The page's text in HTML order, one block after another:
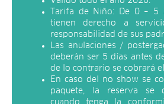
Tarifa de Niño: De 0 – 5
tienen derecho a
responsabilidad de sus
Las anulaciones /
deberán ser 5 días antes
de lo contrario se cobrará el
En caso del no show se
paquete, la reserva se
cuando tenga la